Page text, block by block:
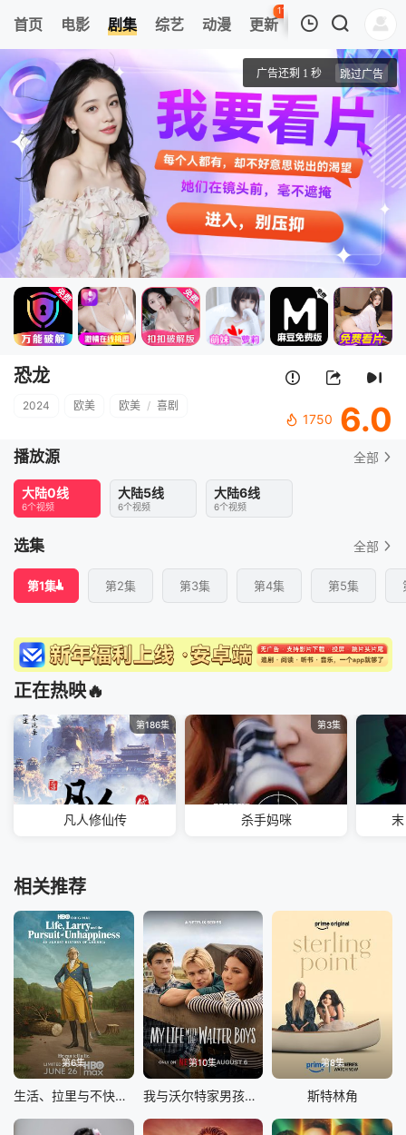
首页 电影 剧集 综艺 动漫 更新
113
热榜 APP
我的观影记录
第1集
恐龙
清空
恐龙
2024 欧美 欧美 / 喜剧
1750 6.0
播放源 全部
大陆0线
6个视频
大陆5线
6个视频
大陆6线
6个视频
选集 全部
第1集 第2集 第3集 第4集 第5集
正在热映🔥
第186集
凡人修仙传
第3集
杀手妈咪
相关推荐
第6集
生活、拉里与不快乐的追求：一部美国史
第10集
我与沃尔特家男孩的生活 第三季
第8集
斯特林角